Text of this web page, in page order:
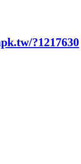
?1217630